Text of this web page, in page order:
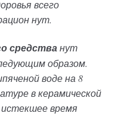
всего
нут.
средстванут
образом.
воде на 8
в керамической
истекшее время